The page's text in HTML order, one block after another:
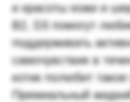
и красоты кожи и
В2, D3 помогут
поддерживать
самочувствие в
котик полюбит
Премиальный